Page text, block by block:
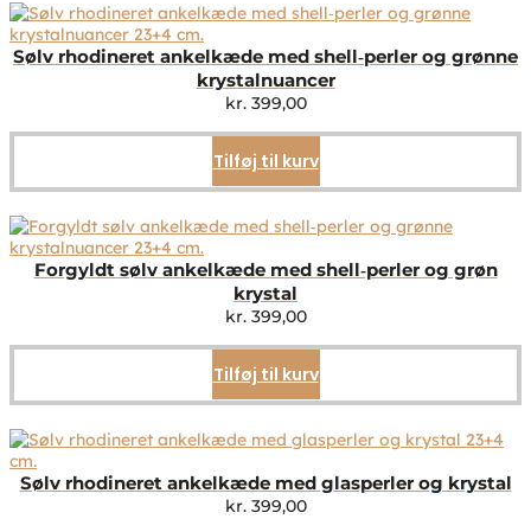
Sølv rhodineret ankelkæde med shell‑perler og grønne
krystalnuancer
kr.399,00
Tilføj til kurv
Forgyldt sølv ankelkæde med shell‑perler og grøn
krystal
kr.399,00
Tilføj til kurv
Sølv rhodineret ankelkæde med glasperler og krystal
kr.399,00